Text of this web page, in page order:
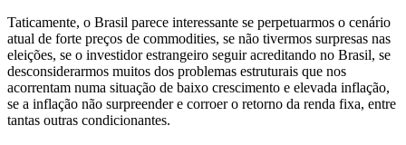
Taticamente, o Brasil parece interessante se perpetuarmos o cenário
atual de forte preços de commodities, se não tivermos surpresas nas
eleições, se o investidor estrangeiro seguir acreditando no Brasil, se
desconsiderarmos muitos dos problemas estruturais que nos
acorrentam numa situação de baixo crescimento e elevada inflação,
se a inflação não surpreender e corroer o retorno da renda fixa, entre
tantas outras condicionantes.